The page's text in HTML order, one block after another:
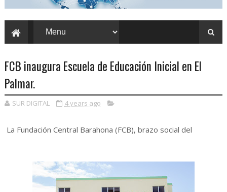
FCB inaugura Escuela de Educación Inicial en El
Palmar.
SUR DIGITAL 4 years ago
La Fundación Central Barahona (FCB), brazo social del